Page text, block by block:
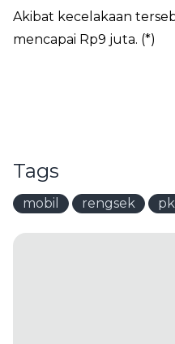
Akibat kecelakaan
mencapai Rp9 juta. (*)
Tags
mobil rengsek pkl